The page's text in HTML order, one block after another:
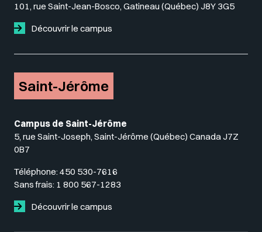
101, rue Saint-Jean-Bosco, Gatineau (Québec) J8Y 3G5
Découvrir le campus
Saint-Jérôme
Campus de Saint-Jérôme
5, rue Saint-Joseph, Saint-Jérôme (Québec) Canada J7Z
0B7
Téléphone: 450 530-7616
Sans frais: 1 800 567-1283
Découvrir le campus